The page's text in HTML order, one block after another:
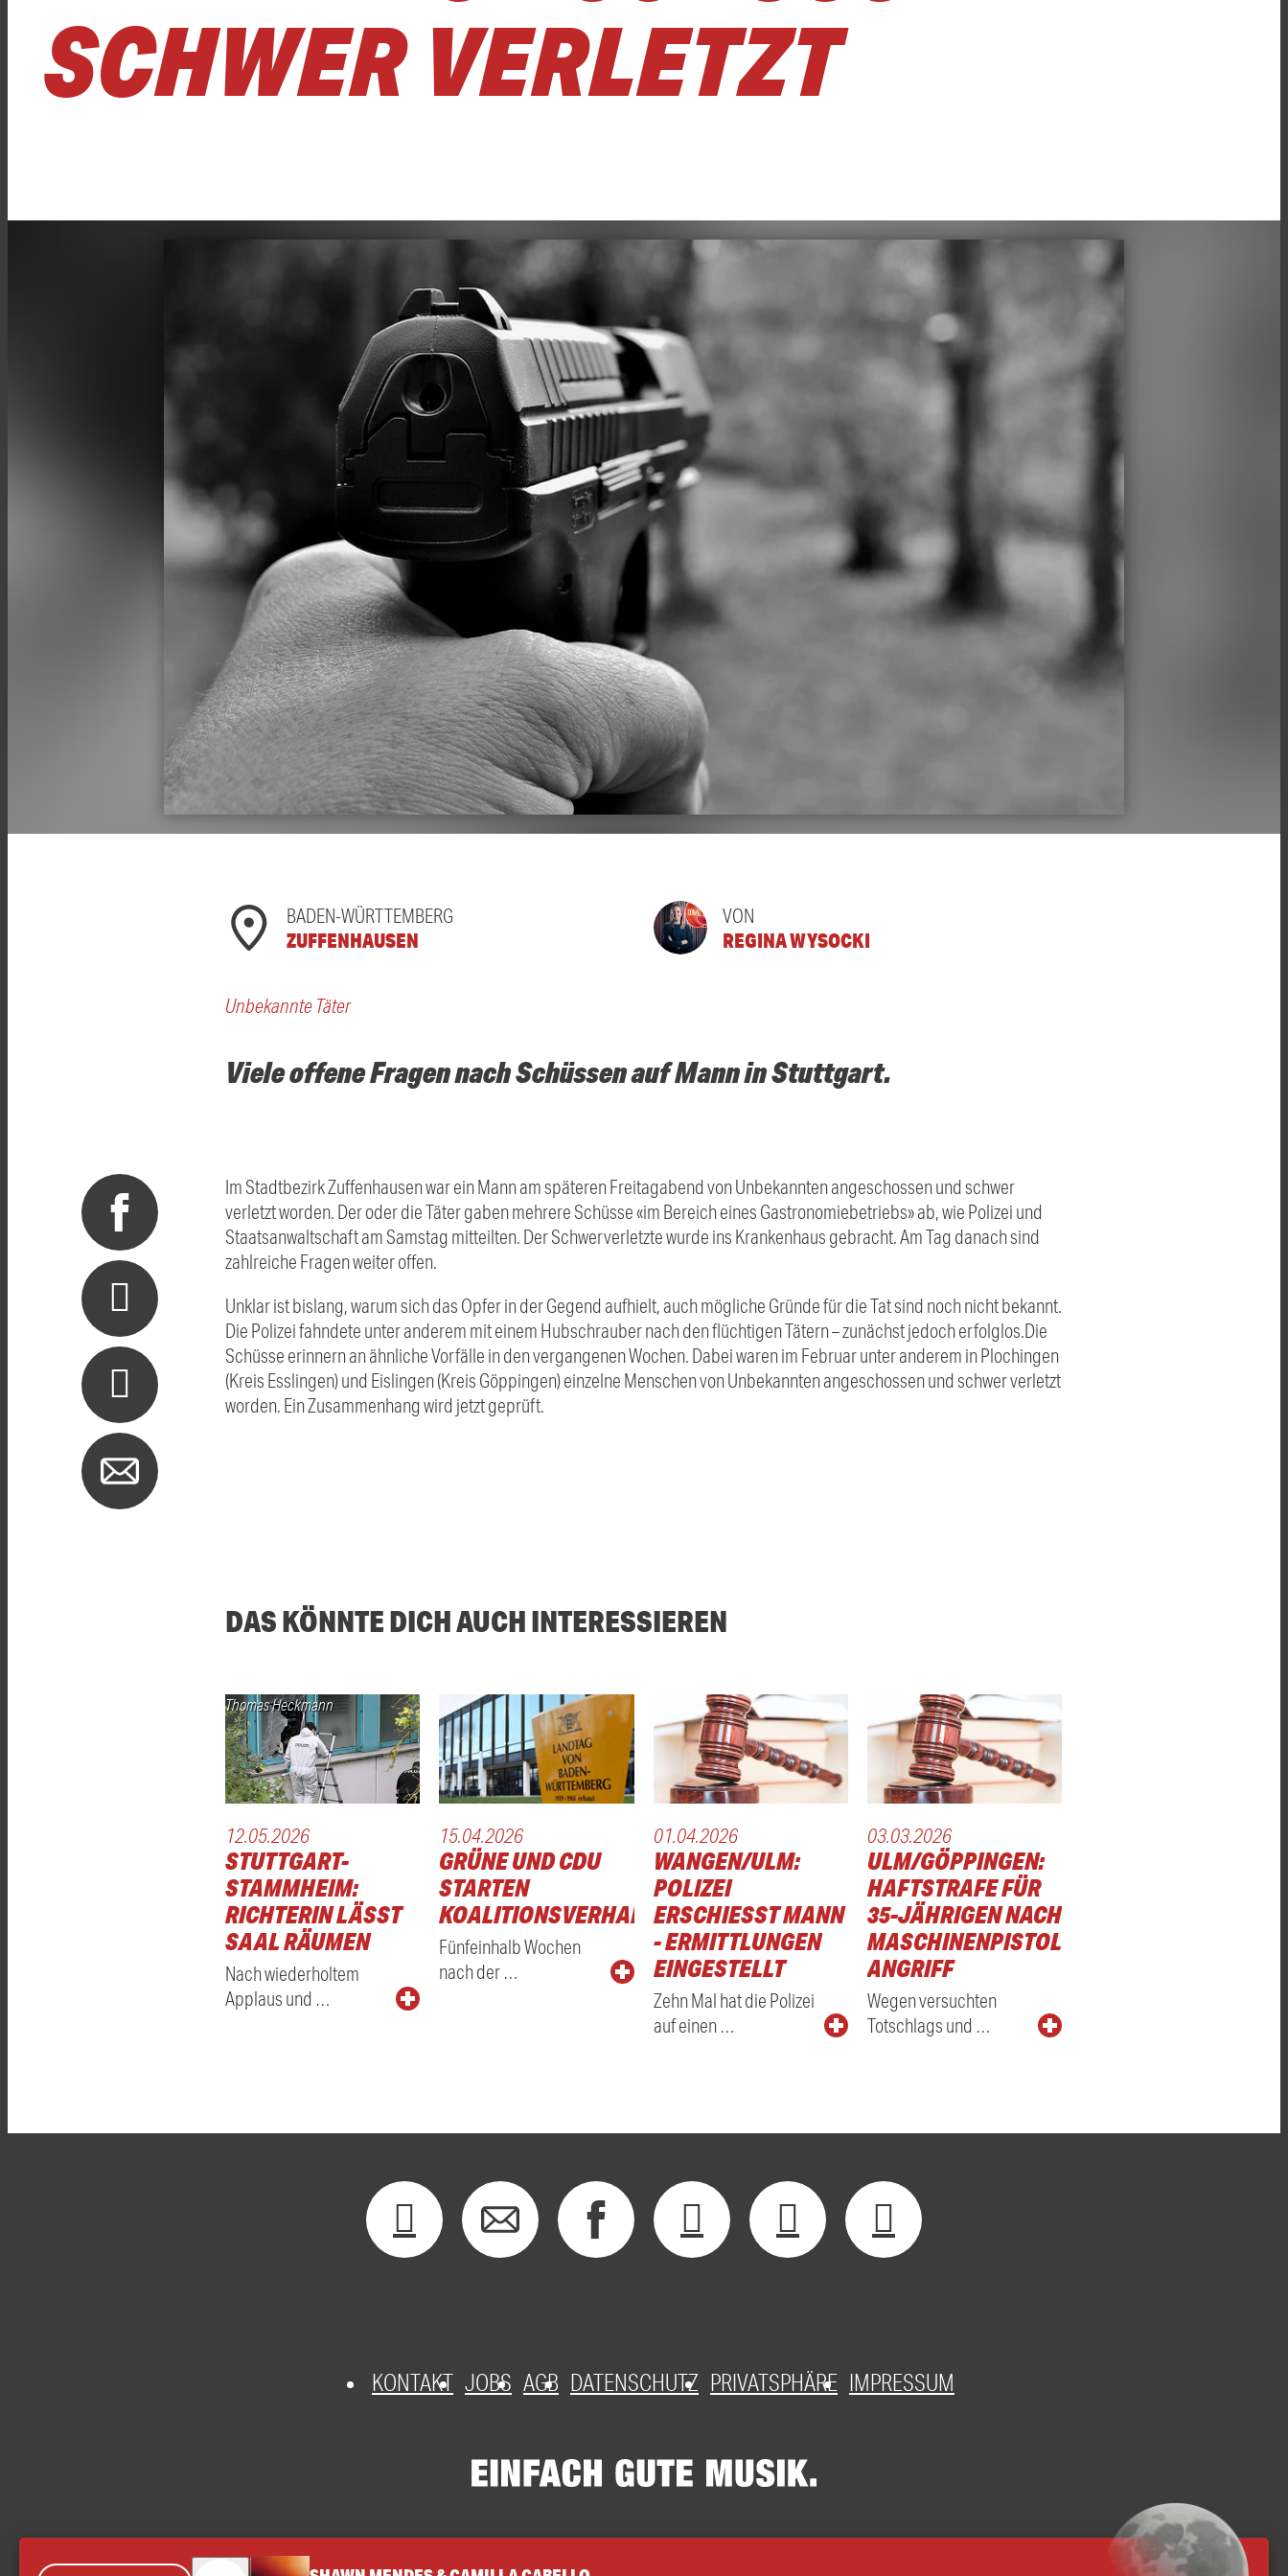
SCHWER VERLETZT
BADEN-WÜRTTEMBERG
ZUFFENHAUSEN
VON
REGINA WYSOCKI
Unbekannte Täter
Viele offene Fragen nach Schüssen auf Mann in Stuttgart.
Im Stadtbezirk Zuffenhausen war ein Mann am späteren Freitagabend von Unbekannten angeschossen und schwer
verletzt worden. Der oder die Täter gaben mehrere Schüsse «im Bereich eines Gastronomiebetriebs» ab, wie Polizei und
Staatsanwaltschaft am Samstag mitteilten. Der Schwerverletzte wurde ins Krankenhaus gebracht. Am Tag danach sind
zahlreiche Fragen weiter offen.
Unklar ist bislang, warum sich das Opfer in der Gegend aufhielt, auch mögliche Gründe für die Tat sind noch nicht bekannt.
Die Polizei fahndete unter anderem mit einem Hubschrauber nach den flüchtigen Tätern – zunächst jedoch erfolglos.Die
Schüsse erinnern an ähnliche Vorfälle in den vergangenen Wochen. Dabei waren im Februar unter anderem in Plochingen
(Kreis Esslingen) und Eislingen (Kreis Göppingen) einzelne Menschen von Unbekannten angeschossen und schwer verletzt
worden. Ein Zusammenhang wird jetzt geprüft.
DAS KÖNNTE DICH AUCH INTERESSIEREN
Thomas Heckmann
12.05.2026
STUTTGART-
STAMMHEIM:
RICHTERIN LÄSST
SAAL RÄUMEN
Nach wiederholtem
Applaus und …
15.04.2026
GRÜNE UND CDU
STARTEN
KOALITIONSVERHANDLUNGEN
Fünfeinhalb Wochen
nach der …
01.04.2026
WANGEN/ULM:
POLIZEI
ERSCHIESST MANN -
ERMITTLUNGEN E
INGESTELLT
Zehn Mal hat die Polizei
auf einen …
03.03.2026
ULM/GÖPPINGEN:
HAFTSTRAFE FÜR
35-JÄHRIGEN NACH
MASCHINENPISTOLEN-
ANGRIFF
Wegen versuchten
Totschlags und …
KONTAKT JOBS AGB DATENSCHUTZ PRIVATSPHÄRE IMPRESSUM